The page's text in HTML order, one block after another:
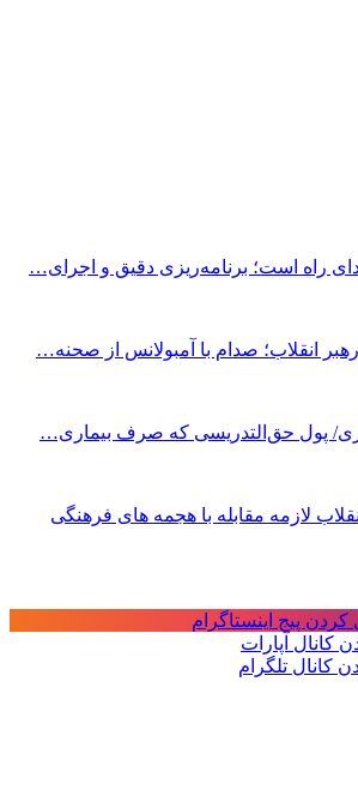
راه است؛ برنامه‌ریزی دقیق و اجرای…
انقلاب؛ صدام با آمبولانس از صحنه…
پول حق‌التدریسی که صرف بیماری…
لازمه مقابله با هجمه های فرهنگی
کردن پیج اینستاگرام
کانال آپارات
کانال تلگرام